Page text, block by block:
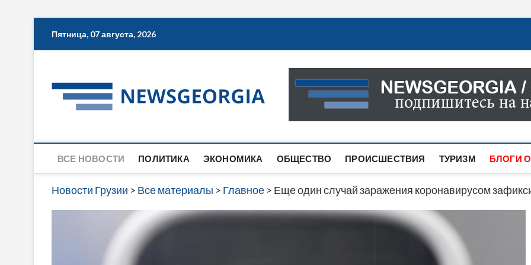
Пятница, 07 августа, 2026
Новости Грузии
САМАЯ АКТУАЛЬНАЯ ИНФОРМАЦИЯ О СОБЫТИЯХ
САЙТЕ ВЫ НАЙДЕТЕ НОВОСТИ ПОЛИТИКИ,
ВСЕ НОВОСТИ ПОЛИТИКА ЭКОНОМИКА ОБЩЕСТВО ПРОИСШЕСТВИЯ ТУРИЗМ БЛОГИ
Новости Грузии > Все материалы > Главное > Еще один случай заражения коронавирусом